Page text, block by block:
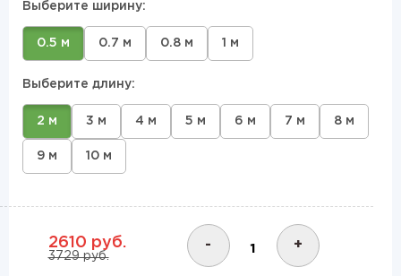
Выберите ширину:
0.5 м 0.7 м 0.8 м 1 м
Выберите длину:
2 м 3 м 4 м 5 м 6 м 7 м 8 м
9 м 10 м
2610 руб.
3729 руб.
- +